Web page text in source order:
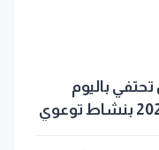
باليوم
العالمي للكتاب وحقوق المؤلف 2026 بنشاط توعوي